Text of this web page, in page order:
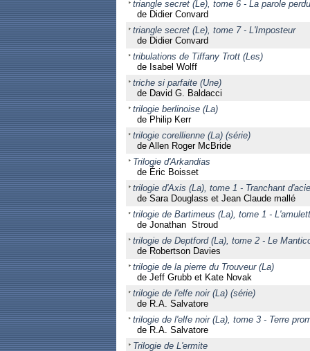
triangle secret (Le), tome 6 - La parole
de Didier Convard
triangle secret (Le), tome 7 - L'Imposteur
de Didier Convard
tribulations de Tiffany Trott (Les)
de Isabel Wolff
triche si parfaite (Une)
de David G. Baldacci
trilogie berlinoise (La)
de Philip Kerr
trilogie corellienne (La) (série)
de Allen Roger McBride
Trilogie d'Arkandias
de Éric Boisset
trilogie d'Axis (La), tome 1 - Tranchant
de Sara Douglass et Jean Claude mallé
trilogie de Bartimeus (La), tome 1 -
de Jonathan Stroud
trilogie de Deptford (La), tome 2 - Le
de Robertson Davies
trilogie de la pierre du Trouveur (La)
de Jeff Grubb et Kate Novak
trilogie de l'elfe noir (La) (série)
de R.A. Salvatore
trilogie de l'elfe noir (La), tome 3 - Terre
de R.A. Salvatore
Trilogie de L'ermite